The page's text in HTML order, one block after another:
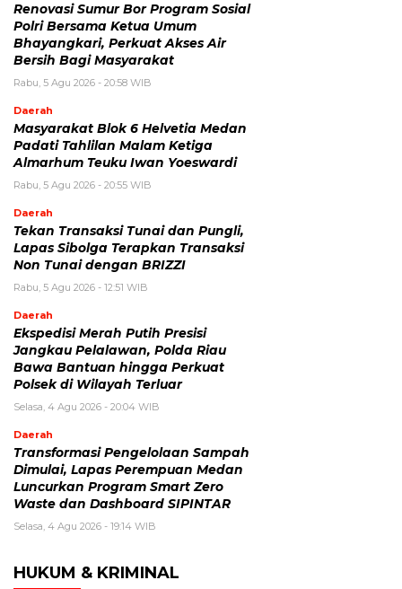
Renovasi Sumur Bor Program Sosial
Polri Bersama Ketua Umum
Bhayangkari, Perkuat Akses Air
Bersih Bagi Masyarakat
Rabu, 5 Agu 2026 - 20:58 WIB
Daerah
Masyarakat Blok 6 Helvetia Medan
Padati Tahlilan Malam Ketiga
Almarhum Teuku Iwan Yoeswardi
Rabu, 5 Agu 2026 - 20:55 WIB
Daerah
Tekan Transaksi Tunai dan Pungli,
Lapas Sibolga Terapkan Transaksi
Non Tunai dengan BRIZZI
Rabu, 5 Agu 2026 - 12:51 WIB
Daerah
Ekspedisi Merah Putih Presisi
Jangkau Pelalawan, Polda Riau
Bawa Bantuan hingga Perkuat
Polsek di Wilayah Terluar
Selasa, 4 Agu 2026 - 20:04 WIB
Daerah
Transformasi Pengelolaan Sampah
Dimulai, Lapas Perempuan Medan
Luncurkan Program Smart Zero
Waste dan Dashboard SIPINTAR
Selasa, 4 Agu 2026 - 19:14 WIB
HUKUM & KRIMINAL